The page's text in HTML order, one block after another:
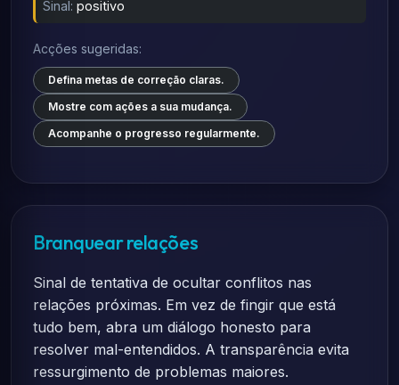
Sinal: positivo
Acções sugeridas:
Defina metas de correção claras.
Mostre com ações a sua mudança.
Acompanhe o progresso regularmente.
Branquear relações
Sinal de tentativa de ocultar conflitos nas
relações próximas. Em vez de fingir que está
tudo bem, abra um diálogo honesto para
resolver mal-entendidos. A transparência evita
ressurgimento de problemas maiores.